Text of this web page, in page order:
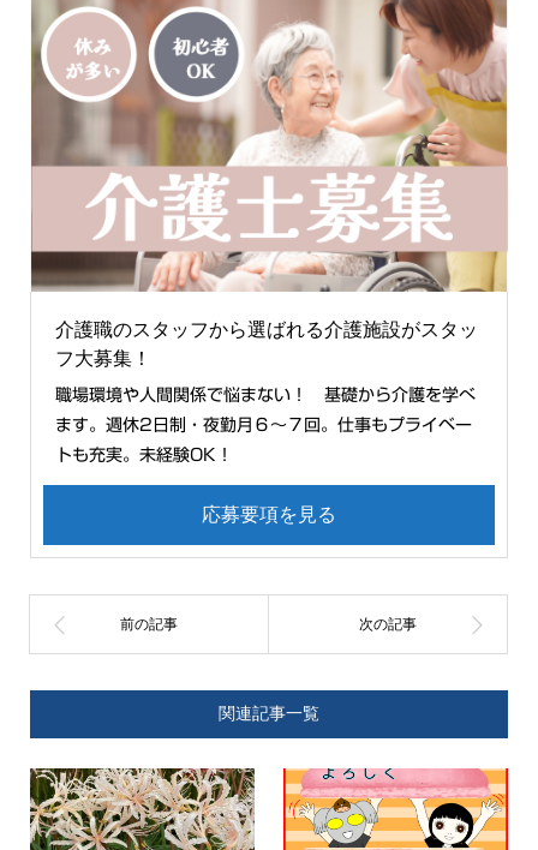
介護職のスタッフから選ばれる介護施設がスタッ
フ大募集！
職場環境や人間関係で悩まない！ 基礎から介護を学べ
ます。週休2日制・夜勤月６〜７回。仕事もプライベー
トも充実。未経験OK！
応募要項を見る
関連記事一覧